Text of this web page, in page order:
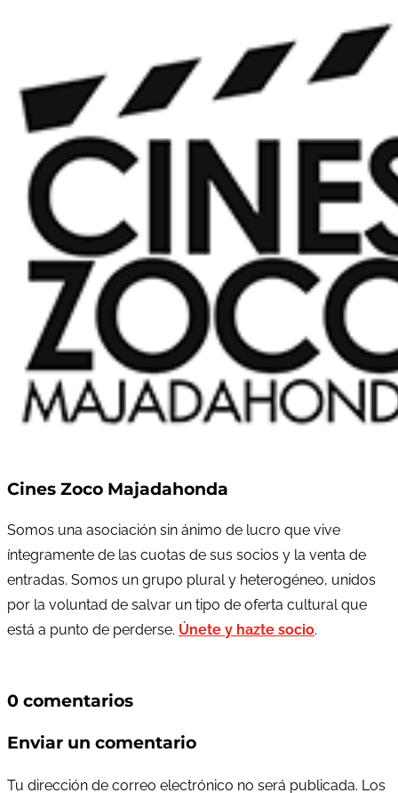
Cines Zoco Majadahonda
Somos una asociación sin ánimo de lucro que vive
íntegramente de las cuotas de sus socios y la venta de
entradas. Somos un grupo plural y heterogéneo, unidos
por la voluntad de salvar un tipo de oferta cultural que
está a punto de perderse. Únete y hazte socio.
0 comentarios
Enviar un comentario
Tu dirección de correo electrónico no será publicada. Los